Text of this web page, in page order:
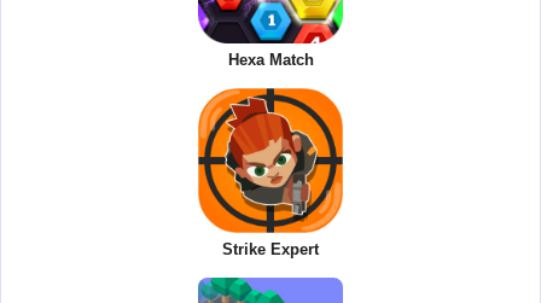
Hexa Match
Strike Expert